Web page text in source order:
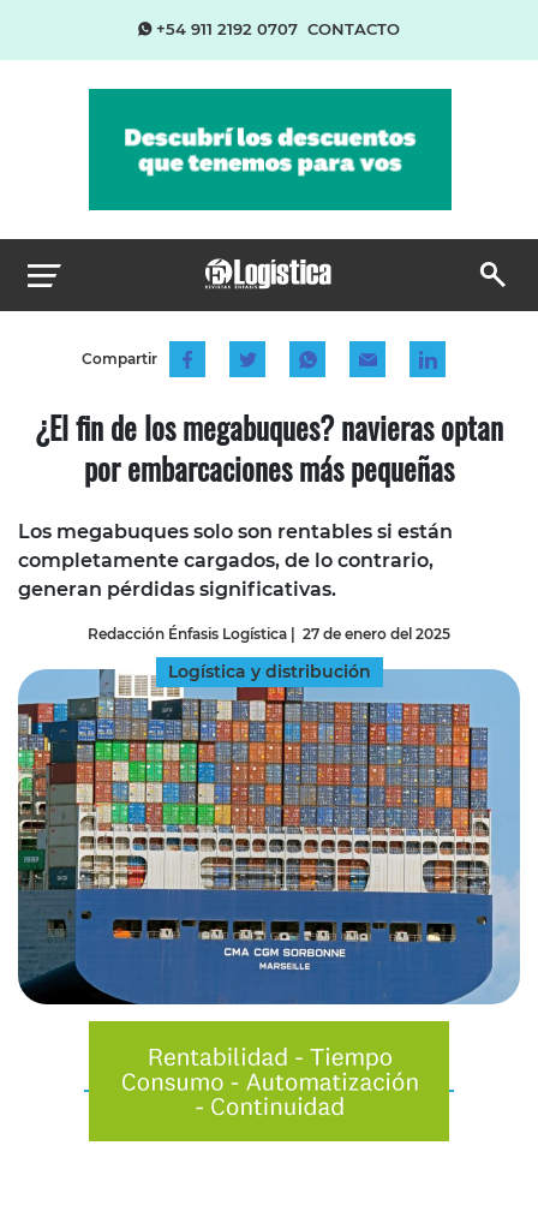
+54 911 2192 0707 CONTACTO
Compartir
¿El fin de los megabuques? navieras optan
por embarcaciones más pequeñas
Los megabuques solo son rentables si están
completamente cargados, de lo contrario,
generan pérdidas significativas.
Redacción Énfasis Logística | 27 de enero del 2025
Logística y distribución